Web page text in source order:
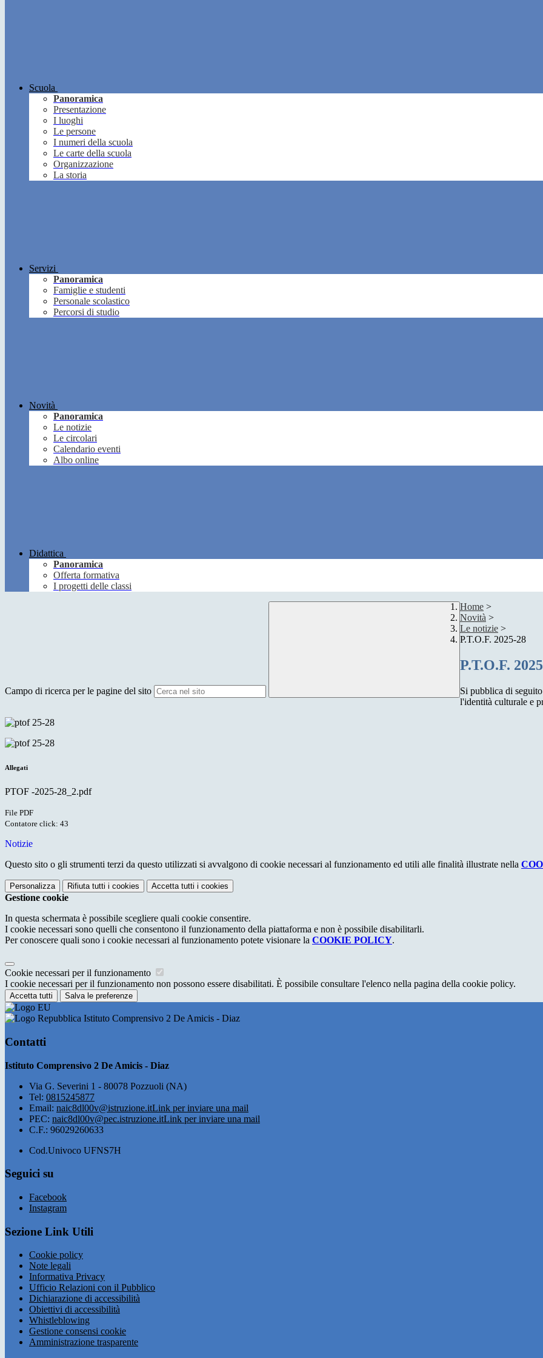
Scuola
Panoramica
Presentazione
I luoghi
Le persone
I numeri della scuola
Le carte della scuola
Organizzazione
La storia
Servizi
Panoramica
Famiglie e studenti
Personale scolastico
Percorsi di studio
Novità
Panoramica
Le notizie
Le circolari
Calendario eventi
Albo online
Didattica
Panoramica
Offerta formativa
I progetti delle classi
Campo di ricerca per le pagine del sito
Home >
Novità >
Le notizie >
P.T.O.F. 2025-28
P.T.O.F.
Si pubblica di
l'identità culturale e
Allegati
PTOF -2025-28_2.pdf
File PDF
Contatore click: 43
Notizie
Questo sito o gli strumenti terzi da questo utilizzati si avvalgono di cookie necessari al funzionamento ed utili alle finalità illustrate nella
Personalizza Rifiuta tutti i cookies Accetta tutti i cookies
Gestione cookie
In questa schermata è possibile scegliere quali cookie consentire.
I cookie necessari sono quelli che consentono il funzionamento della piattaforma e non è possibile disabilitarli.
Per conoscere quali sono i cookie necessari al funzionamento potete visionare la COOKIE POLICY.
Cookie necessari per il funzionamento
I cookie necessari per il funzionamento non possono essere disabilitati. È possibile consultare l'elenco nella pagina della cookie policy.
Accetta tutti Salva le preferenze
Istituto Comprensivo 2 De Amicis - Diaz
Contatti
Istituto Comprensivo 2 De Amicis - Diaz
Via G. Severini 1 - 80078 Pozzuoli (NA)
Tel: 0815245877
Email: naic8dl00v@istruzione.itLink per inviare una mail
PEC: naic8dl00v@pec.istruzione.itLink per inviare una mail
C.F.: 96029260633
Cod.Univoco UFNS7H
Seguici su
Facebook
Instagram
Sezione Link Utili
Cookie policy
Note legali
Informativa Privacy
Ufficio Relazioni con il Pubblico
Dichiarazione di accessibilità
Obiettivi di accessibilità
Whistleblowing
Gestione consensi cookie
Amministrazione trasparente